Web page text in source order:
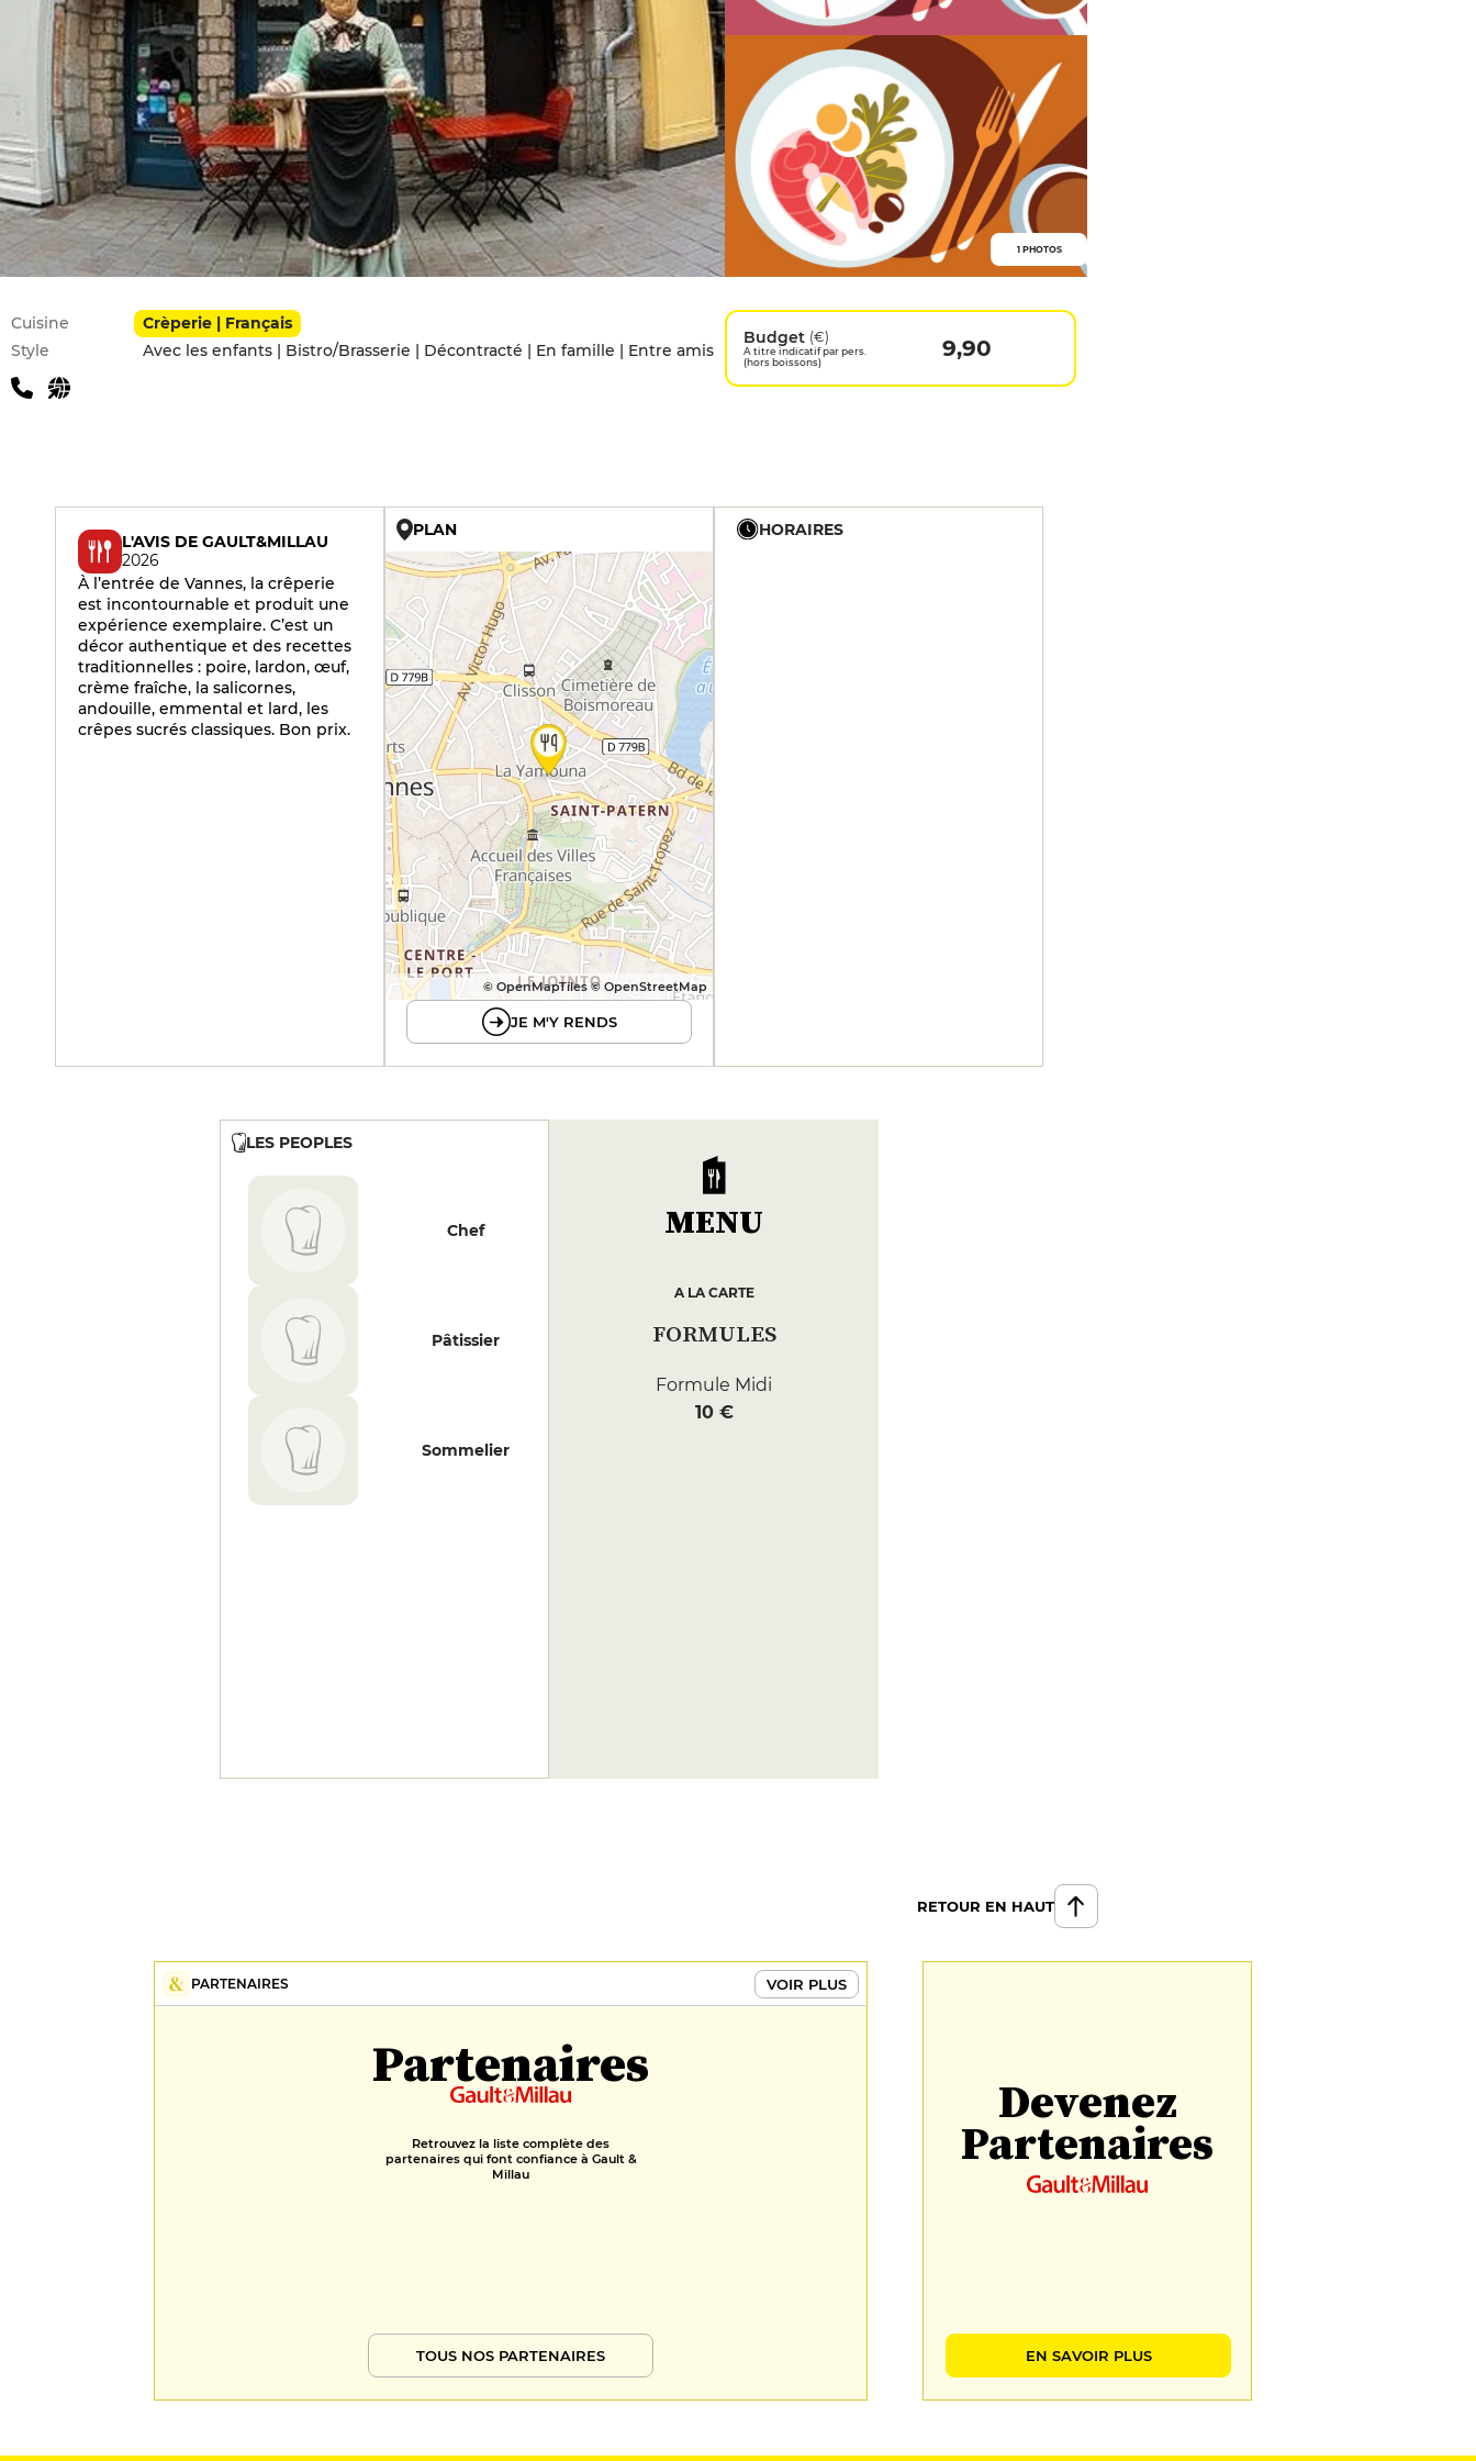
1 PHOTOS
Infos pratiques
Cuisine
Crèperie | Français
Style
Avec les enfants | Bistro/Brasserie | Décontracté | En famille | Entre amis
Budget (€)
A titre indicatif par pers.
(hors boissons)
9,90
L'AVIS DE GAULT&MILLAU
2026
À l’entrée de Vannes, la crêperie
est incontournable et produit une
expérience exemplaire. C’est un
décor authentique et des recettes
traditionnelles : poire, lardon, œuf,
crème fraîche, la salicornes,
andouille, emmental et lard, les
crêpes sucrés classiques. Bon prix.
PLAN
© OpenMapTiles © OpenStreetMap
JE M'Y RENDS
HORAIRES
LES PEOPLES
Chef
Pâtissier
Sommelier
MENU
A LA CARTE
FORMULES
Formule Midi
10 €
RETOUR EN HAUT
PARTENAIRES VOIR PLUS
Partenaires
Retrouvez la liste complète des
partenaires qui font confiance à Gault &
Millau
TOUS NOS PARTENAIRES
Devenez
Partenaires
EN SAVOIR PLUS